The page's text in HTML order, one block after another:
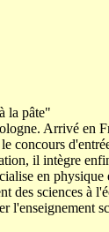
la pâte"
Arrivé en
concours
il intègre
en physique
des sciences à
l'enseignement